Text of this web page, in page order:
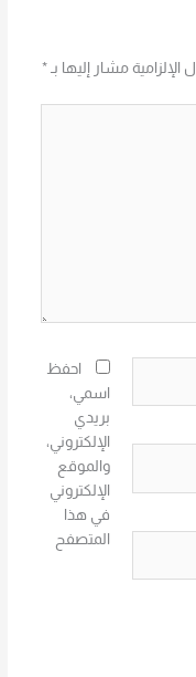
الإلزامية مشار إليها بـ *
احفظ
اسمي،
بريدي
الإلكتروني،
والموقع
الإلكتروني
في هذا
المتصفح